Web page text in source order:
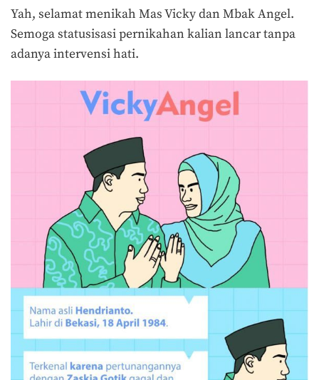
Yah, selamat menikah Mas Vicky dan Mbak Angel.
Semoga statusisasi pernikahan kalian lancar tanpa
adanya intervensi hati.